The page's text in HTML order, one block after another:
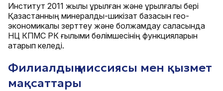
Институт 2011 жылы құрылған және құрылғалы бері
Қазақстанның минералдық-шикізат базасын гео-
экономикалық зерттеу және болжамдау саласында
НЦ КПМС РК ғылыми бөлімшесінің функцияларын
атқарып келеді.
Филиалдың миссиясы мен қызмет
мақсаттары